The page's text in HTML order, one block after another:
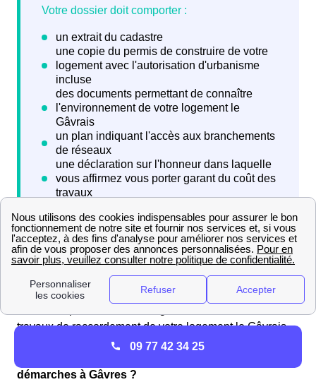
Six semaines après l'envoi de votre demande à Enedis
Gâvres (ex ErDF), vous allez recevoir une proposition
travaux de raccordement de votre logement le Gâvrais.
démarches à Gâvres ?
09 77 42 34 25